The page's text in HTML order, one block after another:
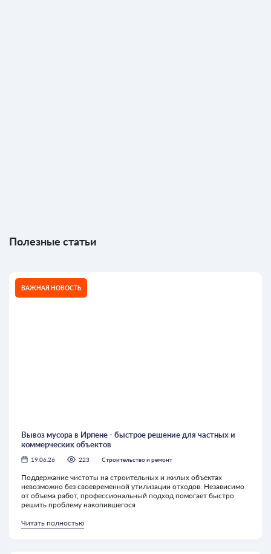
Полезные статьи
ВАЖНАЯ НОВОСТЬ
Вывоз мусора в Ирпене - быстрое решение для частных и
коммерческих объектов
19.06.26 223 Строительство и ремонт
Поддержание чистоты на строительных и жилых объектах
невозможно без своевременной утилизации отходов. Независимо
от объема работ, профессиональный подход помогает быстро
решить проблему накопившегося
Читать полностью